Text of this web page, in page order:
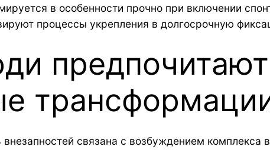
в особенности прочно при включении
процессы укрепления в долгосрочную
внезапностей связана с возбуждением